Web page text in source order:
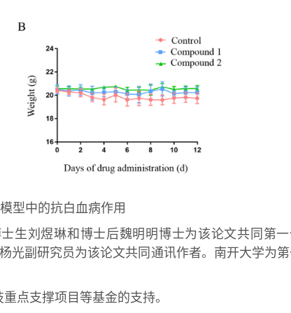
型中的抗白血病作用
生刘煜琳和博士后魏明明博士为该论文共同第
光副研究员为该论文共同通讯作者。南开大学为
点支撑项目等基金的支持。